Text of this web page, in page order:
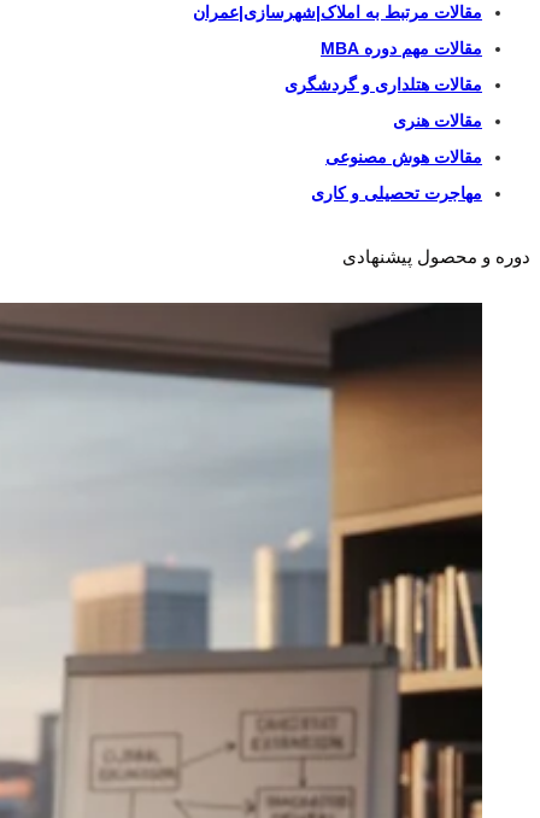
مقالات مرتبط به املاک|شهرسازی|عمران
مقالات مهم دوره MBA
مقالات هتلداری و گردشگری
مقالات هنری
مقالات هوش مصنوعی
مهاجرت تحصیلی و کاری
دوره و محصول پیشنهادی